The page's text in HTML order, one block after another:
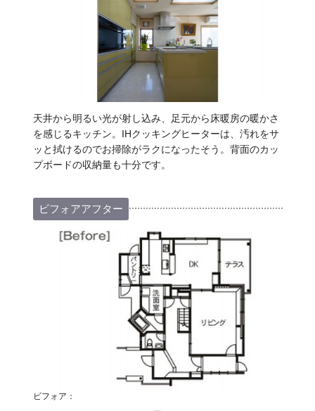
天井から明るい光が射し込み、足元から床暖房の暖かさ
を感じるキッチン。IHクッキングヒーターは、汚れをサ
ッと拭けるのでお掃除がラクになったそう。背面のカッ
プボードの収納量も十分です。
ビフォアアフター
ビフォア：